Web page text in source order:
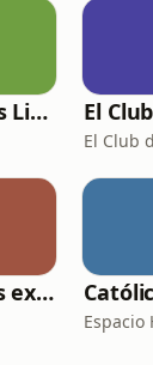
Relatos Sexuales Liberales
El Club
Relatos sexuales explícitos
Espacio